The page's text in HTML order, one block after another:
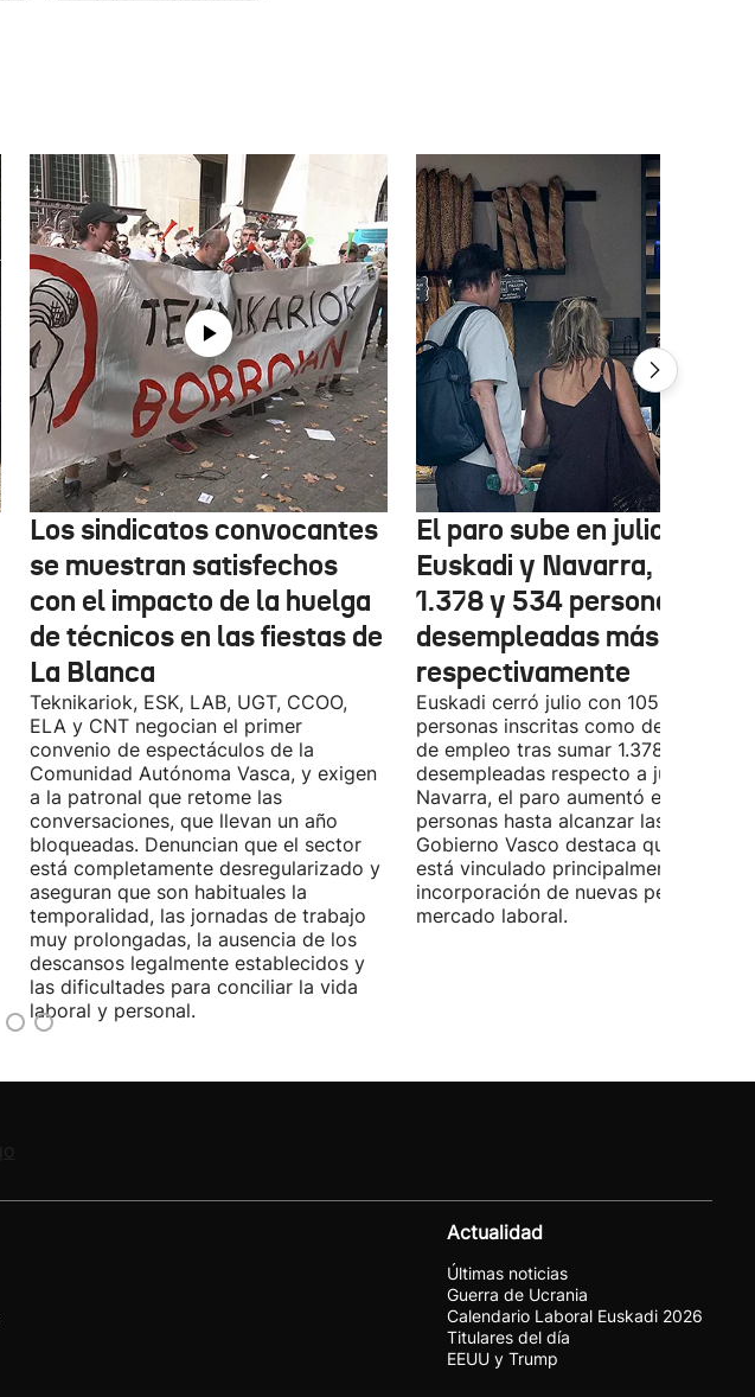
Los sindicatos convocantes
se muestran satisfechos
con el impacto de la huelga
de técnicos en las fiestas de
La Blanca
Teknikariok, ESK, LAB, UGT, CCOO,
ELA y CNT negocian el primer
convenio de espectáculos de la
Comunidad Autónoma Vasca, y exigen
a la patronal que retome las
conversaciones, que llevan un año
bloqueadas. Denuncian que el sector
está completamente desregularizado y
aseguran que son habituales la
temporalidad, las jornadas de trabajo
muy prolongadas, la ausencia de los
descansos legalmente establecidos y
las dificultades para conciliar la vida
laboral y personal.
El paro sube en julio en
Euskadi y Navarra, con
1.378 y 534 personas
desempleadas más,
respectivamente
Euskadi cerró julio con 105.590
personas inscritas como
de empleo tras sumar 1.378 personas
desempleadas respecto a junio. En
Navarra, el paro aumentó en 534
personas hasta alcanzar las 28.843.
Gobierno Vasco destaca que este
está vinculado principalmente a la
incorporación de nuevas personas al
mercado laboral.
Actualidad
Últimas noticias
Guerra de Ucrania
Calendario Laboral Euskadi 2026
Titulares del día
EEUU y Trump